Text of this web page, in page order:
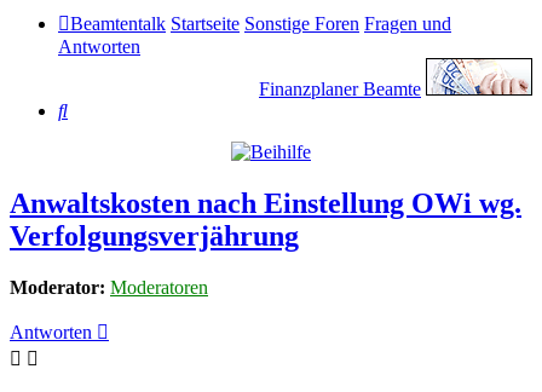
Beamtentalk Startseite Sonstige Foren Fragen und
Antworten
Finanzplaner Beamte
Suche
Anwaltskosten nach Einstellung OWi wg.
Verfolgungsverjährung
Moderator: Moderatoren
Antworten